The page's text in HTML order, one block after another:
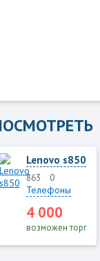
Lenovo s850
863 0
Телефоны
4 000
возможен торг